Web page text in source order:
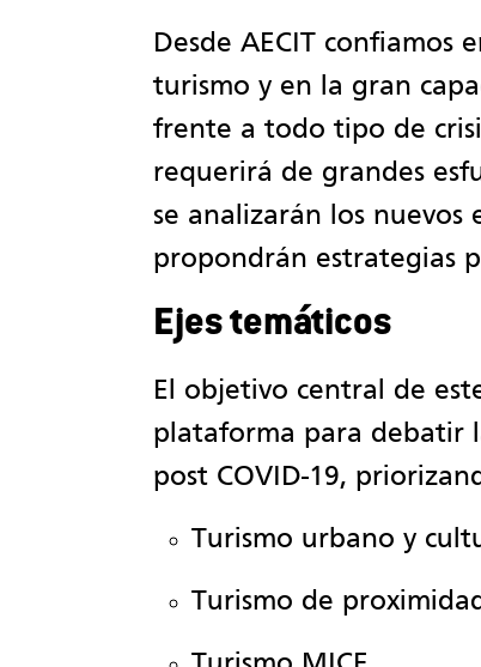
Desde AECIT confiamos
turismo y en la gran
frente a todo tipo de
requerirá de grandes
se analizarán los nuevos
propondrán estrategias
Ejes temáticos
El objetivo central de
plataforma para debatir
post COVID-19,
Turismo urbano y
Turismo de